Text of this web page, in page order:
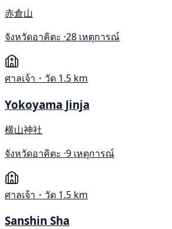
赤倉山
จังหวัดอาคิตะ ·28 เหตุการณ์
ศาลเจ้า・วัด 1.5 km
Yokoyama Jinja
横山神社
จังหวัดอาคิตะ ·9 เหตุการณ์
ศาลเจ้า・วัด 1.5 km
Sanshin Sha